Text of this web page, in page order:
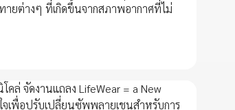
ายต่างๆ ที่เกิดขึ้นจากสภาพอากาศที่ไม่